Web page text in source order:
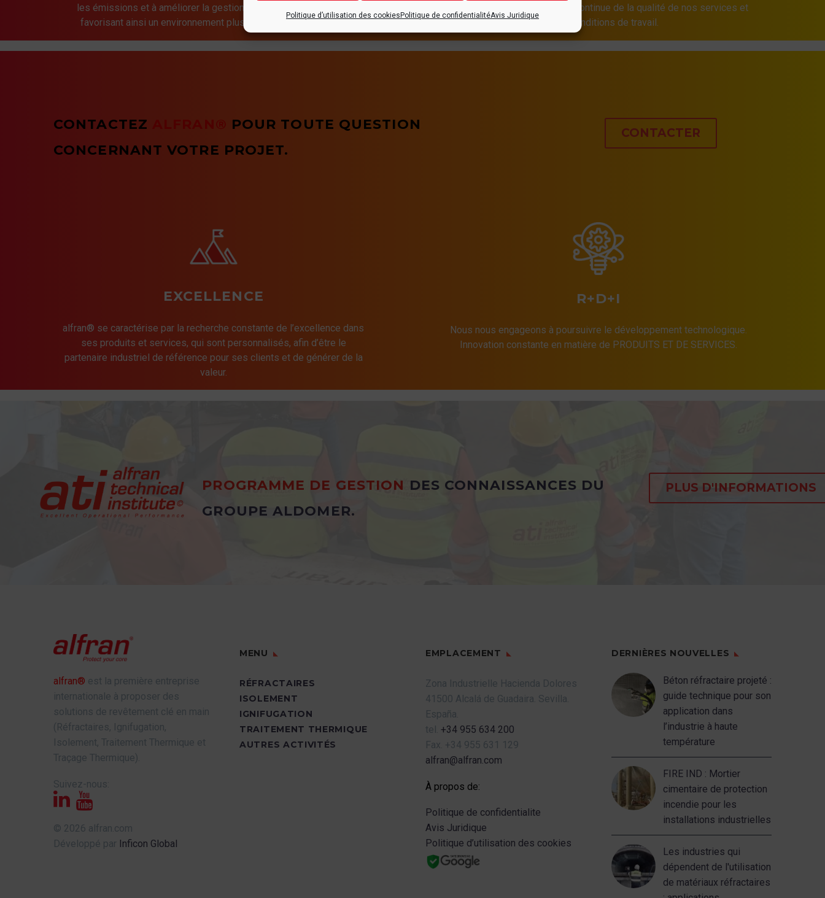
Politique d’utilisation des cookies Politique de confidentialitéAvis Juridique
les émissions et à améliorer la gestion thermique dans les industries,
favorisant ainsi un environnement plus propre et plus sain pour tous.
nécessité d’une amélioration continue de la qualité de nos services et
de nos conditions de travail.
CONTACTEZ
POUR TOUTE QUESTION
CONCERNANT VOTRE PROJET.
CONTACTER
EXCELLENCE
alfran® se caractérise par la recherche constante de l’excellence dans
ses produits et services, qui sont personnalisés, afin d’être le
partenaire industriel de référence pour ses clients et de générer de la
valeur.
R+D+I
Nous nous engageons à poursuivre le développement technologique.
Innovation constante en matière de PRODUITS ET DE SERVICES.
PROGRAMME DE GESTION DES CONNAISSANCES DU
GROUPE ALDOMER.
PLUS D'INFORMATIONS
alfran® est la première entreprise
internationale à proposer des
solutions de revêtement clé en main
(Réfractaires, Ignifugation,
Isolement, Traitement Thermique et
Traçage Thermique).
Suivez-nous:
© 2026 alfran.com
Développé par
Inficon Global
MENU
RÉFRACTAIRES
ISOLEMENT
IGNIFUGATION
TRAITEMENT THERMIQUE
AUTRES ACTIVITÉS
EMPLACEMENT
Zona Industrielle Hacienda Dolores
41500 Alcalá de Guadaira. Sevilla.
España.
tel. +34 955 634 200
Fax. +34 955 631 129
alfran@alfran.com
À propos de:
Politique de confidentialite
Avis Juridique
Politique d’utilisation des cookies
DERNIÈRES NOUVELLES
Béton réfractaire projeté :
guide technique pour son
application dans
l’industrie à haute
température
FIRE IND : Mortier
cimentaire de protection
incendie pour les
installations industrielles
Les industries qui
dépendent de l'utilisation
de matériaux réfractaires